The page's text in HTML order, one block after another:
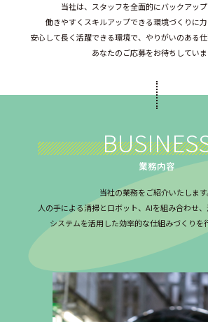
当社は、スタッフを全面的にバックアップ
働きやすくスキルアップできる環境づくりに力
安心して長く活躍できる環境で、やりがいのある
あなたのご応募をお待ちしていま
業務内容
当社の業務をご紹介いたします
人の手による清掃とロボット、AIを組み合わせ、
システムを活用した効率的な仕組みづくりを